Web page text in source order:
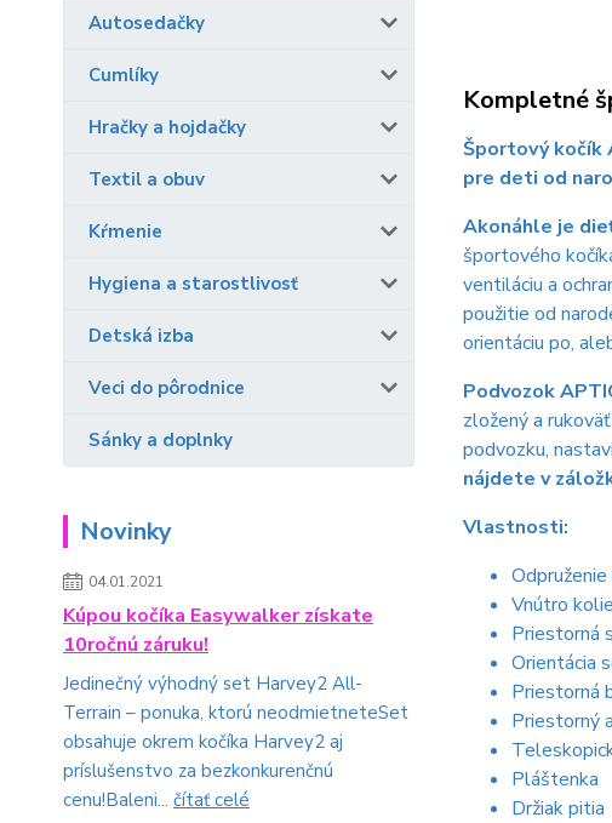
Autosedačky
Cumlíky
Hračky a hojdačky
Textil a obuv
Kŕmenie
Hygiena a starostlivosť
Detská izba
Veci do pôrodnice
Sánky a doplnky
Novinky
04.01.2021
Kúpou kočíka Easywalker získate
10ročnú záruku!
Jedinečný výhodný set Harvey2 All-
Terrain – ponuka, ktorú neodmietneteSet
obsahuje okrem kočíka Harvey2 aj
príslušenstvo za bezkonkurenčnú
cenu!Baleni... čítať celé
Kompletné
Športový kočík
pre deti od
Akonáhle je
športového
ventiláciu a
použitie od
orientáciu po,
Podvozok
zložený a
podvozku,
nájdete v
Vlastnosti:
Vnútro
Priestorná
Orientácia
Priestorná
Priestorný
Pláštenka
Držiak pitia